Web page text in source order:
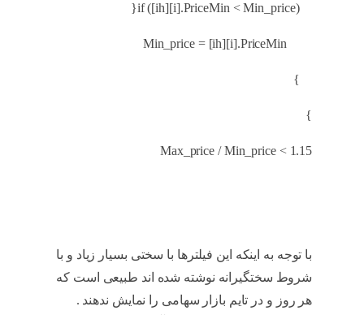
if ([ih][i].PriceMin < Min_price){
}
}
Max_price / Min_price < 1.15
با توجه به اینکه این فیلترها با سختی بسیار زیاد و با
شروط سختگیرانه نوشته شده اند طبیعی است که
هر روز و در تایم بازار سهامی را نمایش ندهند .